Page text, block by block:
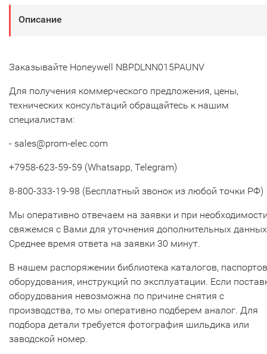
Описание
Заказывайте Honeywell NBPDLNN015PAUNV
Для получения коммерческого предложения, цены,
технических консультаций обращайтесь к нашим
специалистам:
- sales@prom-elec.com
+7958-623-59-59 (Whatsapp, Telegram)
8-800-333-19-98 (Бесплатный звонок из любой точки РФ)
Мы оперативно отвечаем на заявки и при
свяжемся с Вами для уточнения дополнительных
Среднее время ответа на заявки 30 минут.
В нашем распоряжении библиотека каталогов, паспортов
оборудования, инструкций по эксплуатации. Если
оборудования невозможна по причине снятия с
производства, то мы оперативно подберем аналог. Для
подбора детали требуется фотография шильдика или
заводской номер.